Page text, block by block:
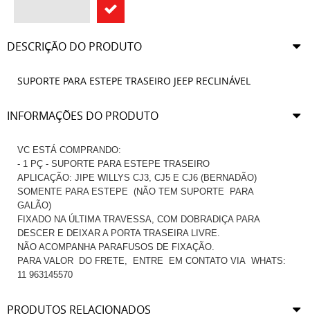
DESCRIÇÃO DO PRODUTO
SUPORTE PARA ESTEPE TRASEIRO JEEP RECLINÁVEL
INFORMAÇÕES DO PRODUTO
VC ESTÁ COMPRANDO:
- 1 PÇ - SUPORTE PARA ESTEPE TRASEIRO
APLICAÇÃO: JIPE WILLYS CJ3, CJ5 E CJ6 (BERNADÃO)
SOMENTE PARA ESTEPE (NÃO TEM SUPORTE PARA
GALÃO)
FIXADO NA ÚLTIMA TRAVESSA, COM DOBRADIÇA PARA
DESCER E DEIXAR A PORTA TRASEIRA LIVRE.
NÃO ACOMPANHA PARAFUSOS DE FIXAÇÃO.
PARA VALOR DO FRETE, ENTRE EM CONTATO VIA WHATS:
11 963145570
PRODUTOS RELACIONADOS